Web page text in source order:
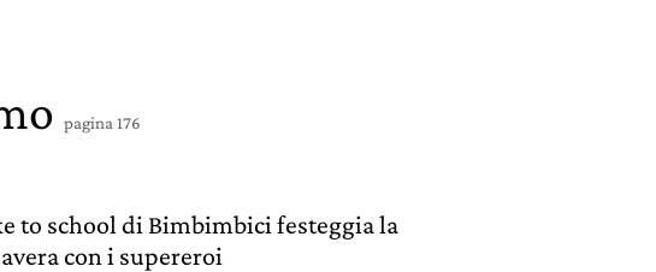
pagina 176
to school di Bimbimbici festeggia la
con i supereroi